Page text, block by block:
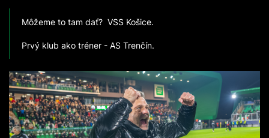
Môžeme to tam dať? VSS Košice.
Prvý klub ako tréner - AS Trenčín.